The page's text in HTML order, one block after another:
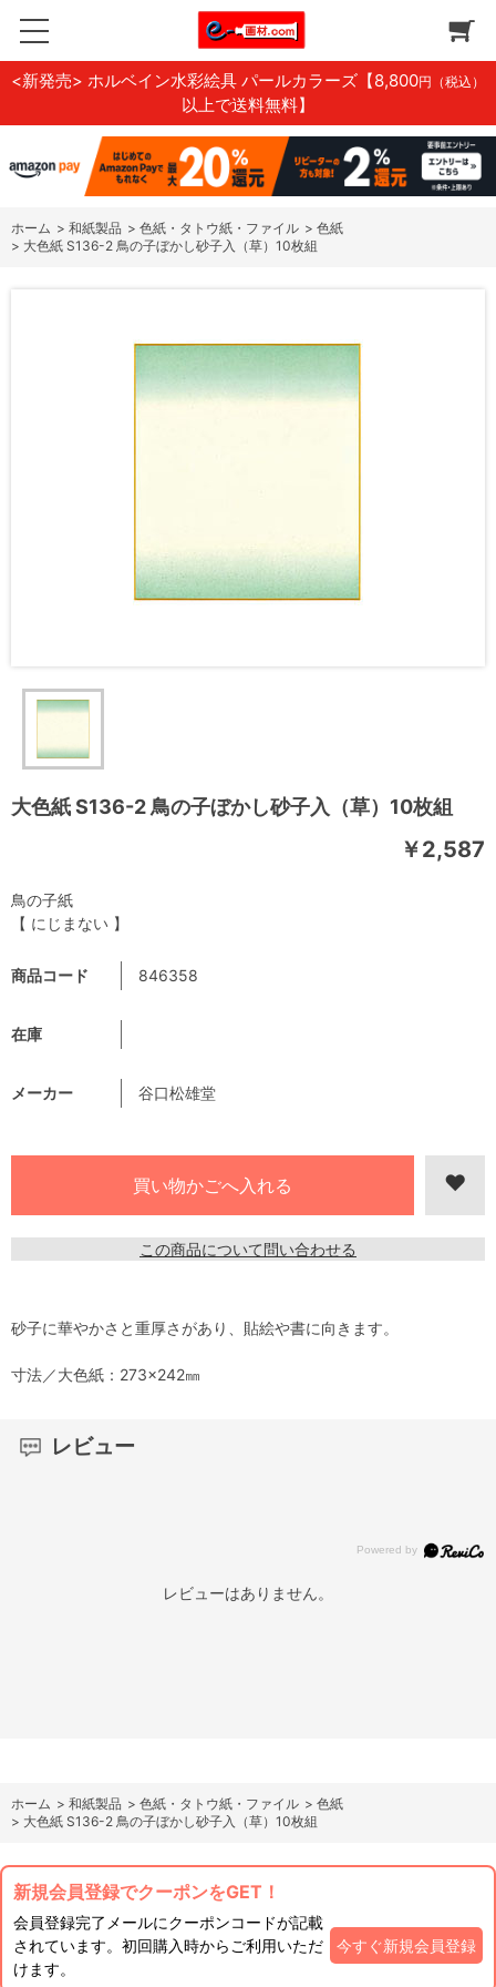
<新発売> ホルベイン水彩絵具 パールカラーズ 【8,800円（税込）
以上で送料無料】
ホーム > 和紙製品 > 色紙・タトウ紙・ファイル > 色紙
> 大色紙 S136-2 鳥の子ぼかし砂子入（草）10枚組
大色紙 S136-2 鳥の子ぼかし砂子入（草）10枚組
￥2,587
商品コード 846358
在庫
メーカー 谷口松雄堂
この商品について問い合わせる
鳥の子紙
【 にじまない 】
砂子に華やかさと重厚さがあり、貼絵や書に向きます。
寸法／大色紙：273×242㎜
レビュー
レビューはありません。
ホーム > 和紙製品 > 色紙・タトウ紙・ファイル > 色紙
> 大色紙 S136-2 鳥の子ぼかし砂子入（草）10枚組
新規会員登録でクーポンをGET！
会員登録完了メールにクーポンコードが記載
されています。初回購入時からご利用いただ
けます。
今すぐ新規会員登録